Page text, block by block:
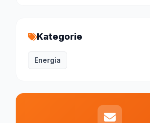
Kategorie
Energia